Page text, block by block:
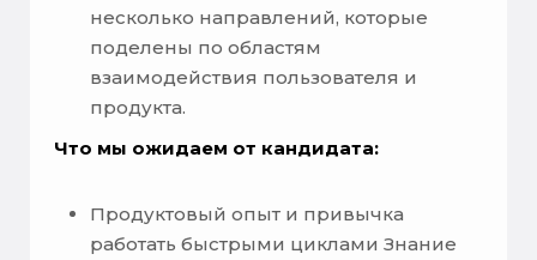
несколько направлений, которые
поделены по областям
взаимодействия пользователя и
продукта.
Что мы ожидаем от кандидата:
Продуктовый опыт и привычка
работать быстрыми циклами Знание